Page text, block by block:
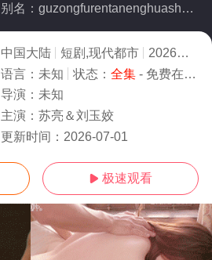
别名：guzongfurentanenghuashenwanwu
中国大陆 短剧,现代都市 2026
7.0
语言： 未知 状态： 全集- 免费在线观看
导演： 未知
主演： 苏亮＆刘玉姣
更新时间： 2026-07-01
 极速观看